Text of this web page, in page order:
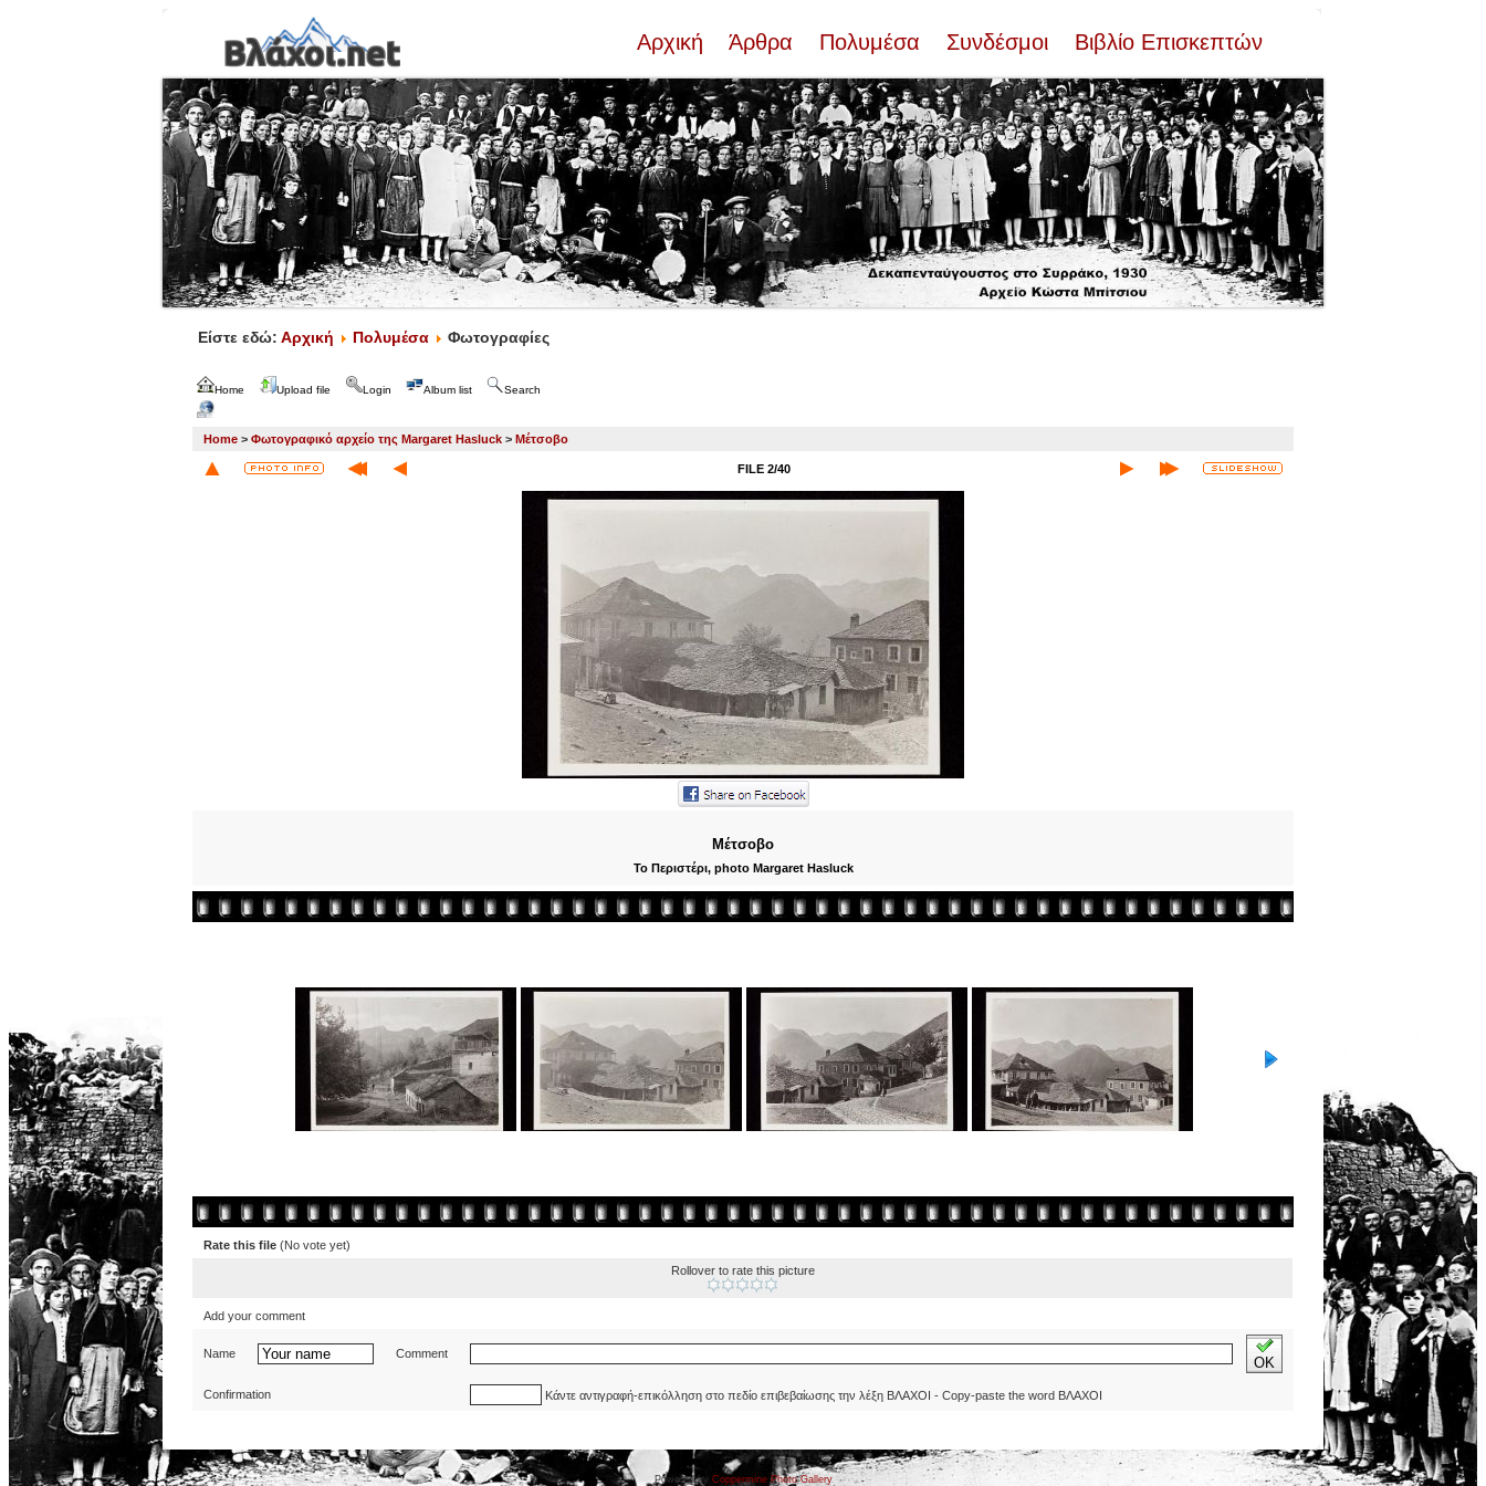
Αρχική Άρθρα Πολυμέσα Συνδέσμοι Βιβλίο Επισκεπτών
Είστε εδώ: Αρχική Πολυμέσα Φωτογραφίες
Home Upload file Login Album list Search
Home > Φωτογραφικό αρχείο της Margaret Hasluck > Μέτσοβο
FILE 2/40
Μέτσοβο
Το Περιστέρι, photo Margaret Hasluck
Rate this file (No vote yet)
Rollover to rate this picture
Add your comment
Name Comment
OK
Confirmation Κάντε αντιγραφή-επικόλληση στο πεδίο επιβεβαίωσης την λέξη ΒΛΑΧΟΙ - Copy-paste the word ΒΛΑΧΟΙ
Powered by Coppermine Photo Gallery